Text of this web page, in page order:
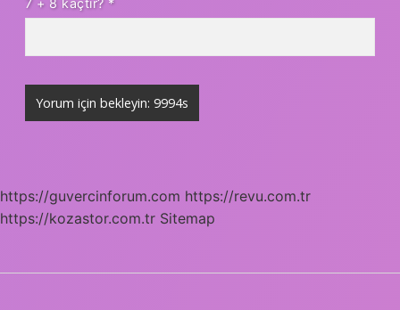
https://guvercinforum.com https://revu.com.tr
https://kozastor.com.tr Sitemap